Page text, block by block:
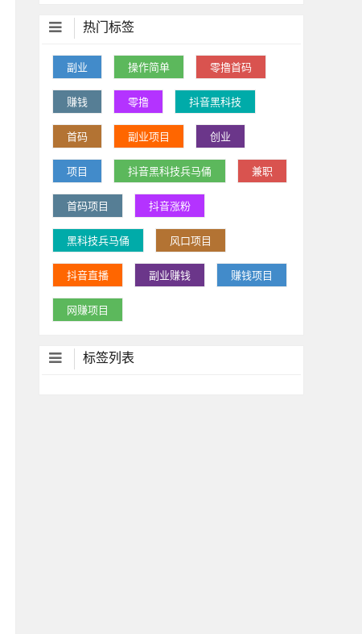
热门标签
副业 操作简单 零撸首码
赚钱 零撸 抖音黑科技
首码 副业项目 创业
项目 抖音黑科技兵马俑 兼职
首码项目 抖音涨粉
黑科技兵马俑 风口项目
抖音直播 副业赚钱 赚钱项目
网赚项目
标签列表